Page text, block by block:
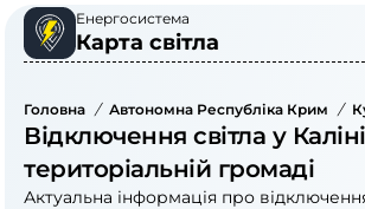
Енергосистема
Карта світла
Головна / Автономна Республіка Крим /
Відключення світла у
територіальній громаді
Актуальна інформація про